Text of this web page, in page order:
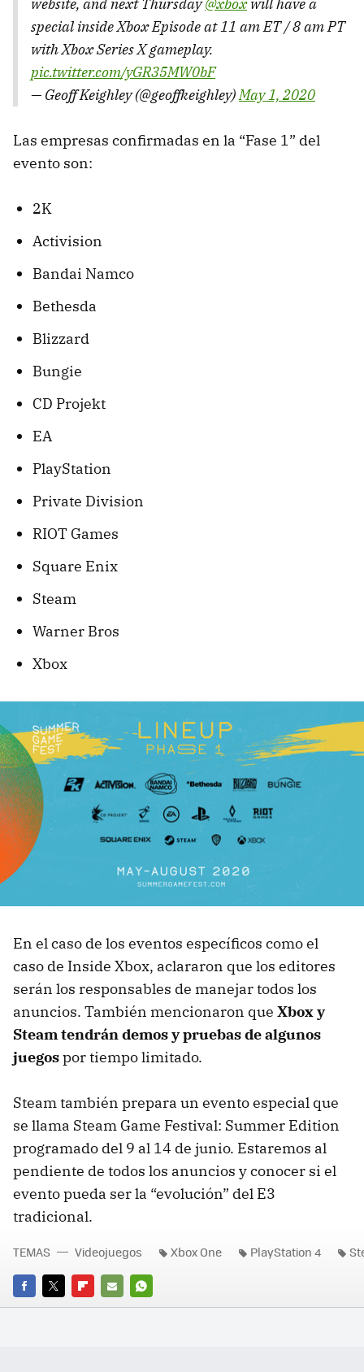
special inside Xbox Episode at 11 am ET / 8 am PT
with Xbox Series X gameplay.
pic.twitter.com/yGR35MW0bF
— Geoff Keighley (@geoffkeighley)May 1, 2020
Las empresas confirmadas en la “Fase 1” del
evento son:
2K
Activision
Bandai Namco
Bethesda
Blizzard
Bungie
CD Projekt
EA
PlayStation
Private Division
RIOT Games
Square Enix
Steam
Warner Bros
Xbox
En el caso de los eventos específicos como el
caso de Inside Xbox, aclararon que los editores
serán los responsables de manejar todos los
anuncios. También mencionaron que Xbox y
Steam tendrán demos y pruebas de algunos
juegospor tiempo limitado.
Steam también prepara un evento especial que
se llama Steam Game Festival: Summer Edition
programado del 9 al 14 de junio. Estaremos al
pendiente de todos los anuncios y conocer si el
evento pueda ser la “evolución” del E3
tradicional.
FACEBOOK
TWITTERFLIPBOARD
E-
WHATSAPP
TEMAS Videojuegos Xbox One PlayStation 4